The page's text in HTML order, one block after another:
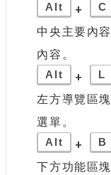
Alt + C
中央主要內
內容。
Alt + L
左方導覽區
選單。
Alt + B
下方功能區